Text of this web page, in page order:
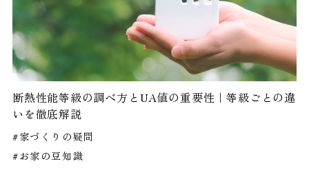
断熱性能等級の調べ方とUA値の重要性｜等級ごとの違
いを徹底解説
#家づくりの疑問
#お家の豆知識